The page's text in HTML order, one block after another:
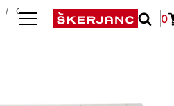
0
CROCE 180+60X100